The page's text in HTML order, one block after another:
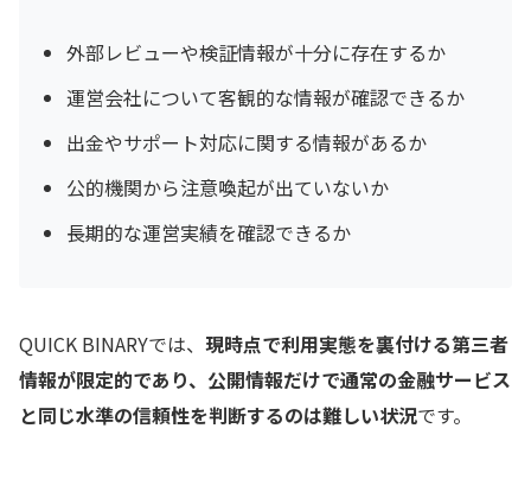
外部レビューや検証情報が十分に存在するか
運営会社について客観的な情報が確認できるか
出金やサポート対応に関する情報があるか
公的機関から注意喚起が出ていないか
長期的な運営実績を確認できるか
QUICK BINARYでは、 現時点で利用実態を裏付ける第三者
情報が限定的であり、公開情報だけで通常の金融サービス
と同じ水準の信頼性を判断するのは難しい状況です。